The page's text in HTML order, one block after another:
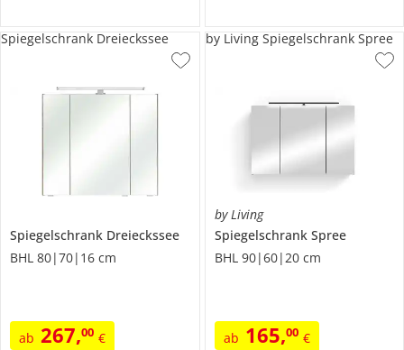
Spiegelschrank Dreieckssee
BHL 80|70|16 cm
ab 267,00 €
Spiegelschrank Dreieckssee
by Living
Spiegelschrank Spree
BHL 90|60|20 cm
ab 165,00 €
by Living Spiegelschrank Spree